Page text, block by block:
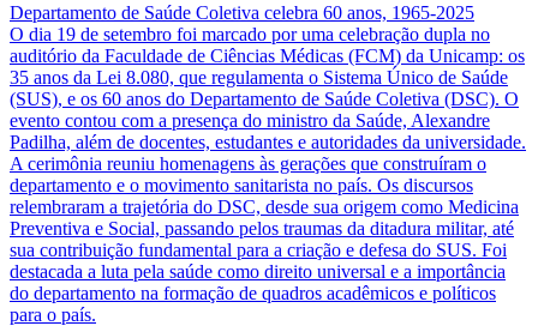
Departamento de Saúde Coletiva celebra 60 anos, 1965-2025
O dia 19 de setembro foi marcado por uma celebração dupla no
auditório da Faculdade de Ciências Médicas (FCM) da Unicamp: os
35 anos da Lei 8.080, que regulamenta o Sistema Único de Saúde
(SUS), e os 60 anos do Departamento de Saúde Coletiva (DSC). O
evento contou com a presença do ministro da Saúde, Alexandre
Padilha, além de docentes, estudantes e autoridades da universidade.
A cerimônia reuniu homenagens às gerações que construíram o
departamento e o movimento sanitarista no país. Os discursos
relembraram a trajetória do DSC, desde sua origem como Medicina
Preventiva e Social, passando pelos traumas da ditadura militar, até
sua contribuição fundamental para a criação e defesa do SUS. Foi
destacada a luta pela saúde como direito universal e a importância
do departamento na formação de quadros acadêmicos e políticos
para o país.